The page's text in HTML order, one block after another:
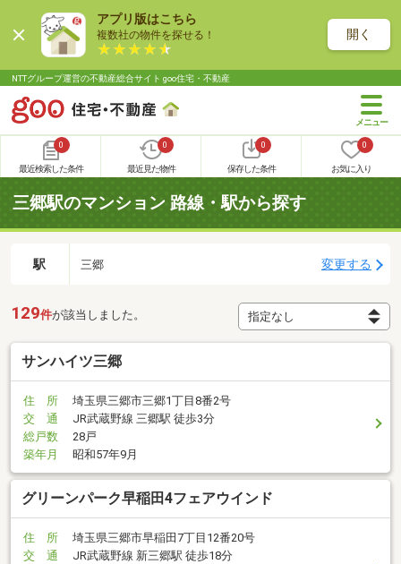
アプリ版はこちら
複数社の物件を探せる！ 開く
NTTグループ運営の不動産総合サイト goo住宅・不動産
0
最近検索した条件
0
最近見た物件
0
保存した条件
0
お気に入り
三郷駅のマンション 路線・駅から探す
駅 三郷 変更する
129件が該当しました。
サンハイツ三郷
住 所
埼玉県三郷市三郷1丁目8番2号
交 通
JR武蔵野線 三郷駅 徒歩3分
総戸数
28戸
築年月
昭和57年9月
グリーンパーク早稲田4フェアウインド
住 所
埼玉県三郷市早稲田7丁目12番20号
交 通
JR武蔵野線 新三郷駅 徒歩18分